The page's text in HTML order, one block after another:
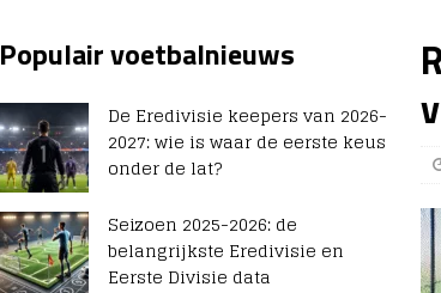
Populair voetbalnieuws
De Eredivisie keepers van 2026-
2027: wie is waar de eerste keus
onder de lat?
Seizoen 2025-2026: de
belangrijkste Eredivisie en
Eerste Divisie data